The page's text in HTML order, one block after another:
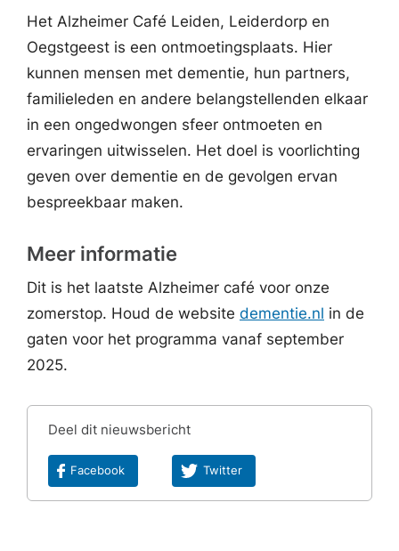
Het Alzheimer Café Leiden, Leiderdorp en
Oegstgeest is een ontmoetingsplaats. Hier
kunnen mensen met dementie, hun partners,
familieleden en andere belangstellenden elkaar
in een ongedwongen sfeer ontmoeten en
ervaringen uitwisselen. Het doel is voorlichting
geven over dementie en de gevolgen ervan
bespreekbaar maken.
Meer informatie
Dit is het laatste Alzheimer café voor onze
zomerstop. Houd de website dementie.nl in de
gaten voor het programma vanaf september
2025.
Deel dit nieuwsbericht
Facebook Twitter